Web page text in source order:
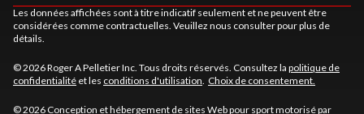
Les données affichées sont à titre indicatif seulement et ne peuvent être
considérées comme contractuelles. Veuillez nous consulter pour plus de
détails.
© 2026 Roger A Pelletier Inc. Tous droits réservés. Consultez la politique de
confidentialité et les conditions d'utilisation Choix de consentement.
© 2026 Conception et hébergement de sites Web pour sport motorisé par